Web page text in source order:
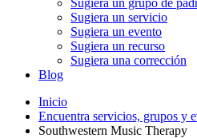
Sugiera un servicio
Sugiera un evento
Sugiera un recurso
Sugiera una corrección
Blog
Inicio
Encuentra servicios, grupos y
Southwestern Music Therapy